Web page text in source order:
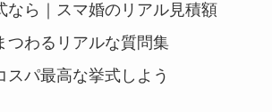
なら｜スマ婚のリアル見積額
つわるリアルな質問集
スパ最高な挙式しよう